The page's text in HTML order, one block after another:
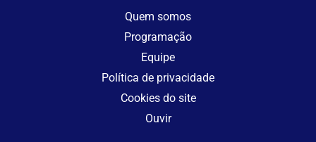
Quem somos
Programação
Equipe
Política de privacidade
Cookies do site
Ouvir